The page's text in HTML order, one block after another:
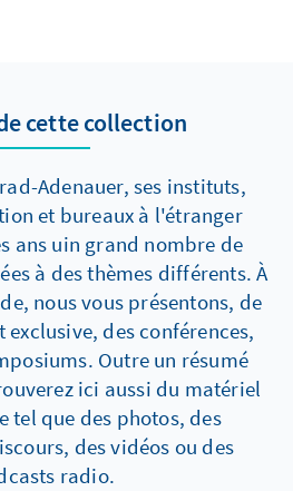
cette collection
Adenauer, ses instituts,
et bureaux à l'étranger
ans uin grand nombre de
à des thèmes différents. À
nous vous présentons, de
des conférences,
Outre un résumé
ici aussi du matériel
tel que des photos, des
des vidéos ou des
radio.